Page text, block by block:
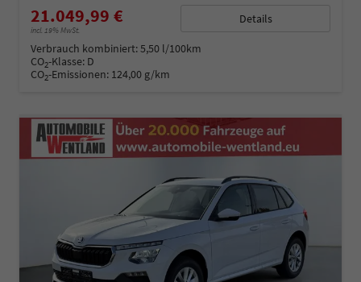
21.049,99 €
incl. 19% MwSt.
Details
Verbrauch kombiniert:5,50 l/100km
CO2-Klasse: D
CO2-Emissionen: 124,00 g/km